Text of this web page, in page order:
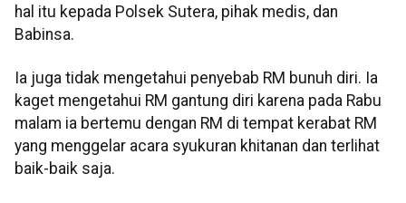
hal itu kepada Polsek Sutera, pihak medis, dan
Babinsa.
Ia juga tidak mengetahui penyebab RM bunuh diri. Ia
kaget mengetahui RM gantung diri karena pada Rabu
malam ia bertemu dengan RM di tempat kerabat RM
yang menggelar acara syukuran khitanan dan terlihat
baik-baik saja.